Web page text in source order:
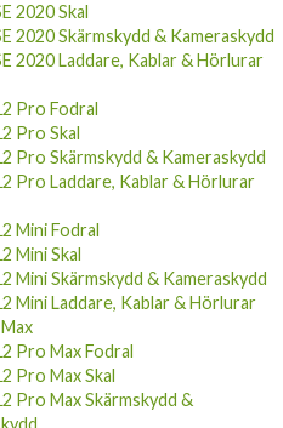
2020 Skal
2020 Skärmskydd & Kameraskydd
2020 Laddare, Kablar & Hörlurar
Pro Fodral
Pro Skal
Pro Skärmskydd & Kameraskydd
Pro Laddare, Kablar & Hörlurar
Mini Fodral
Mini Skal
Mini Skärmskydd & Kameraskydd
Mini Laddare, Kablar & Hörlurar
Pro Max Fodral
Pro Max Skal
Pro Max Skärmskydd &